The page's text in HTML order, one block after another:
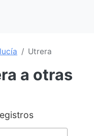
Utrera
a otras